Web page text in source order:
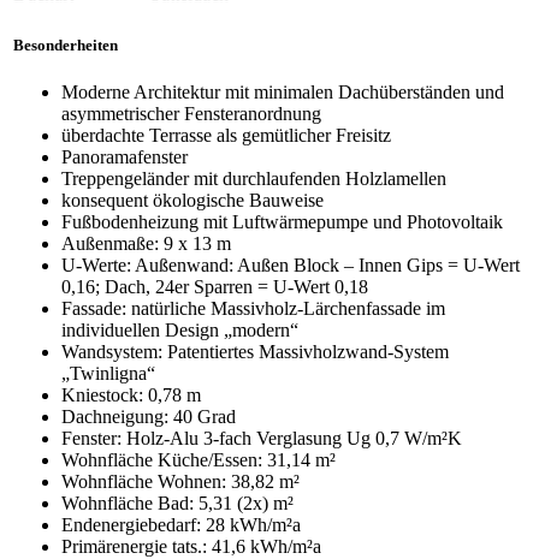
Besonderheiten
Moderne Architektur mit minimalen Dachüberständen und
asymmetrischer Fensteranordnung
überdachte Terrasse als gemütlicher Freisitz
Panoramafenster
Treppengeländer mit durchlaufenden Holzlamellen
konsequent ökologische Bauweise
Fußbodenheizung mit Luftwärmepumpe und Photovoltaik
Außenmaße: 9 x 13 m
U-Werte: Außenwand: Außen Block – Innen Gips = U-Wert
0,16; Dach, 24er Sparren = U-Wert 0,18
Fassade: natürliche Massivholz-Lärchenfassade im
individuellen Design „modern“
Wandsystem: Patentiertes Massivholzwand-System
„Twinligna“
Kniestock: 0,78 m
Dachneigung: 40 Grad
Fenster: Holz-Alu 3-fach Verglasung Ug 0,7 W/m²K
Wohnfläche Küche/Essen: 31,14 m²
Wohnfläche Wohnen: 38,82 m²
Wohnfläche Bad: 5,31 (2x) m²
Endenergiebedarf: 28 kWh/m²a
Primärenergie tats.: 41,6 kWh/m²a